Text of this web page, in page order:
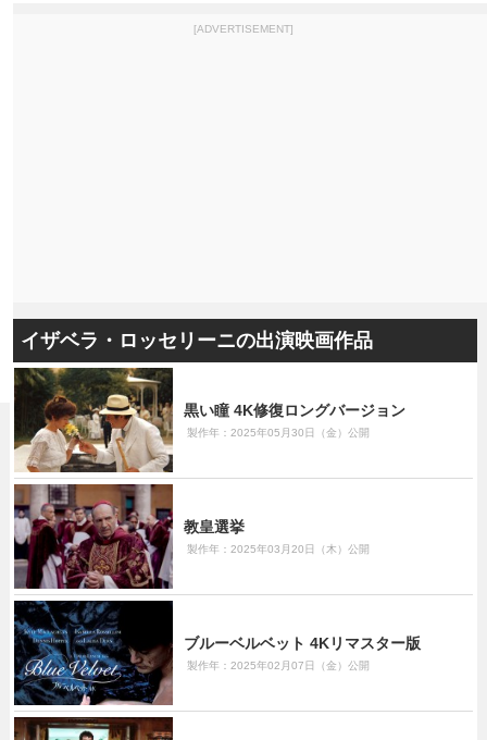
[ADVERTISEMENT]
イザベラ・ロッセリーニの出演映画作品
黒い瞳 4K修復ロングバージョン
製作年：2025年05月30日（金）公開
教皇選挙
製作年：2025年03月20日（木）公開
ブルーベルベット 4Kリマスター版
製作年：2025年02月07日（金）公開